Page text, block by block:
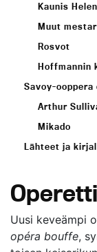
Kaunis
Muut
Rosvot
Hoffmannin
Savoy-
Arthur
Mikado
Lähteet ja
Uusi keveämpi
opéra bouffe,